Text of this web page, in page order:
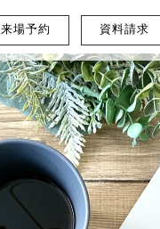
来場予約 資料請求